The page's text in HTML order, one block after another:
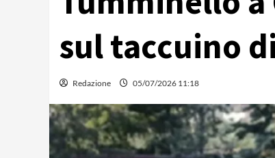
sul taccuino
Redazione 05/07/2026 11:18